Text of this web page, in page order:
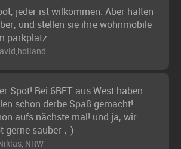
jeder ist wilkommen. Aber halten
und stellen sie ihre wohnmobile
parkplatz....
Spot! Bei 6BFT aus West haben
schon derbe Spaß gemacht!
aufs nächste mal! und ja, wir
gerne sauber ;-)
NRW